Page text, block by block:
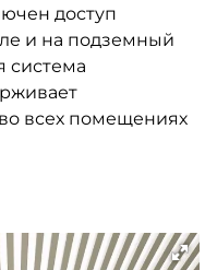
доступ
и на подземный
система
всех помещениях